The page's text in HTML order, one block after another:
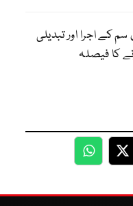
کے اجرا اور تبدیلی
کا فیصلہ